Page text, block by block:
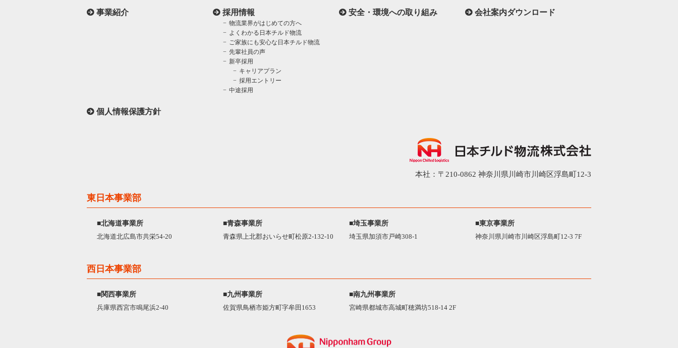
事業紹介 採用情報
物流業界がはじめての方へ
よくわかる日本チルド物流
ご家族にも安心な日本チルド物流
先輩社員の声
新卒採用
キャリアプラン
採用エントリー
中途採用
安全・環境への取り組み 会社案内ダウンロード
個人情報保護方針
本社：〒210-0862 神奈川県川崎市川崎区浮島町12-3
東日本事業部
■北海道事業所
北海道北広島市共栄54-20
■青森事業所
青森県上北郡おいらせ町松原2-132-10
■埼玉事業所
埼玉県加須市戸崎308-1
■東京事業所
神奈川県川崎市川崎区浮島町12-3 7F
西日本事業部
■関西事業所
兵庫県西宮市鳴尾浜2-40
■九州事業所
佐賀県鳥栖市姫方町字牟田1653
■南九州事業所
宮崎県都城市高城町穂満坊518-14 2F